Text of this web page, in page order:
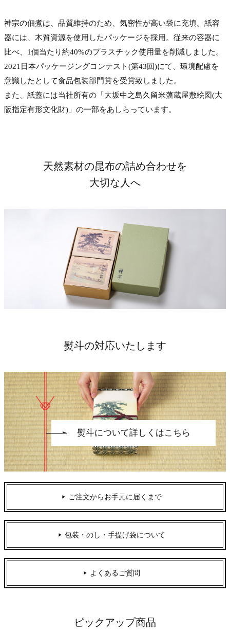
神宗の佃煮は、品質維持のため、気密性が高い袋に充填。紙容
器には、木質資源を使用したパッケージを採用。従来の容器に
比べ、1個当たり約40%のプラスチック使用量を削減しました。
2021日本パッケージングコンテスト(第43回)にて、環境配慮を
意識したとして食品包装部門賞を受賞致しました。
また、紙蓋には当社所有の「大坂中之島久留米藩蔵屋敷絵図(大
阪指定有形文化財)」の一部をあしらっています。
天然素材の昆布の詰め合わせを
大切な人へ
熨斗の対応いたします
熨斗について詳しくはこちら
ご注文からお手元に届くまで
包装・のし・手提げ袋について
よくあるご質問
ピックアップ商品